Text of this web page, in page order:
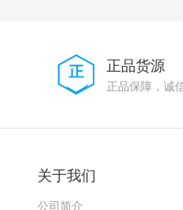
正品货源
正品保障，诚
关于我们
公司简介